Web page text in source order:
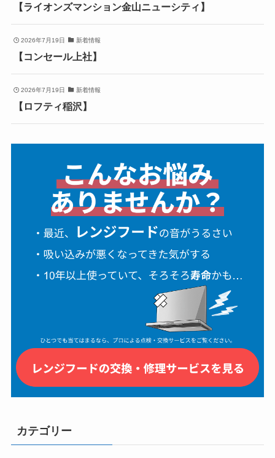
【ライオンズマンション金山ニューシティ】
2026年7月19日 新着情報
【コンセール上社】
2026年7月19日 新着情報
【ロフティ稲沢】
カテゴリー